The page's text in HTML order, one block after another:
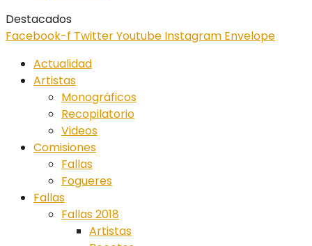
Destacados
Facebook-f TwitterYoutube Instagram Envelope
Actualidad
Artistas
Monográficos
Recopilatorio
Videos
Comisiones
Fallas
Fogueres
Fallas
Fallas 2018
Artistas